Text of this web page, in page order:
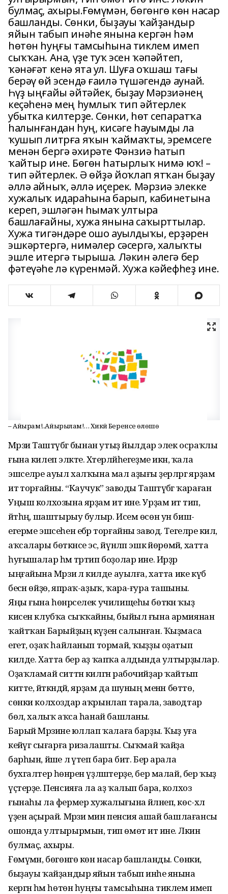
булмаҫ, ахыры.Ғөмүмән, бөгөнгө көн насар
башланды. Сөнки, быҙауы ҡайҙандыр
яйын табып инәһе янына кергән һәм
һөтөн һуңғы тамсыһына тиклем имеп
сыҡҡан. Ана, үҙе туҡ эсен ҡәпәйтеп,
ҡәнәғәт кенә ята ул. Шуға оҡшаш тағы
берәү өй эсендә ғаилә түшәгендә аунай.
Һүҙ ыңғайы әйтәйек, быҙау Мәрзиәнең
кеҫәһенә мең һумлыҡ тип әйтерлек
убытка килтерҙе. Сөнки, һөт сепаратҡа
һалынғандан һуң, кисәге һауымды ла
ҡушып литрға яҡын ҡаймаҡты, эремсеге
менән бергә әхирәте Фәнзиә һатып
ҡайтыр ине. Бөгөн һатырлыҡ нимә юҡ! –
тип әйтерлек. Ә өйҙә йоҡлап ятҡан быҙау
әллә айныҡ, әллә иҫерек. Мәрзиә элекке
хужалыҡ идараһына барып, кабинетына
кереп, эшләгән һымаҡ ултыра
башлағайны, хужа янына саҡырттылар.
Хужа тигәндәре ошо ауылдыҡы, ерҙәрен
эшкәртергә, нимәлер сәсергә, халыҡты
эшле итергә тырыша. Ләкин әлегә бер
фәтеүәһе лә күренмәй. Хужа кәйефһеҙ ине.
– Айырам!..Айырылам!… Хикәйә Беренсе өлөшө
Мәрзиә Таштүбәгә бынан утыҙ йылдар элек осраҡлы
ғына килеп эләкте. Хәтерләйһегеҙме икән, ҡала
эшселәре ауыл халҡына мал аҙығы әҙерләргә ярҙам
итә торғайны. “Каучук” заводы Таштүбәгә ҡараған
Уңыш колхозына ярҙам итә ине. Урҙам итә тип,
әйтһәң, шаштырыу булыр. Исем өсөн ун биш-
егерме эшсеһен ебәрә торғайны завод. Тегеләре килә,
аҡсалары бөткәнсе эсә, йүнләп эшкә йөрөмәй, хатта
һуғышалар һәм тәртип боҙолар ине. Ирҙәр
ыңғайына Мәрзиә лә килде ауылға, хатта ике күбә
бесән өйҙө, япраҡ-аҙыҡ, ҡара-ғура ташыны.
Яңы ғына һөнәрселек училищеһы бөткән ҡыҙ
кисен клубҡа сыҡҡайны, быйыл ғына армиянан
ҡайтҡан Барыйҙың күҙенә салынған. Ҡыҙмаса
егет, оҙаҡ һайланып тормай, ҡыҙҙы оҙатып
килде. Хатта бер аҙ ҡапҡа алдында ултырҙылар.
Оҙаҡламай ситтән килгән рабочийҙар ҡайтып
китте, әйткәндәй, ярҙам да шуның менән бөттө,
сөнки колхоздар аҡрынлап тарала, заводтар
бөлә, халыҡ аҡса һанай башланы.
Барый Мәрзиәне юллап ҡалаға барҙы. Ҡыҙ уға
кейәүгә сығарға ризалашты. Сыҡмай ҡайҙа
барһын, йәше лә үтеп бара бит. Бер арала
бухгалтер һөнәрен үҙләштерҙе, бер малай, бер ҡыҙ
үҫтерҙе. Пенсияға ла аҙ ҡалып бара, колхоз
ғынаһы ла фермер хужалығына әйләнеп, көс-хәл
үҙен аҫырай. Мәрзиә мин пенсия ашай башлағансы
ошонда ултырырмын, тип өмөт итә ине. Ләкин
булмаҫ, ахыры.
Ғөмүмән, бөгөнгө көн насар башланды. Сөнки,
быҙауы ҡайҙандыр яйын табып инәһе янына
кергән һәм һөтөн һуңғы тамсыһына тиклем имеп